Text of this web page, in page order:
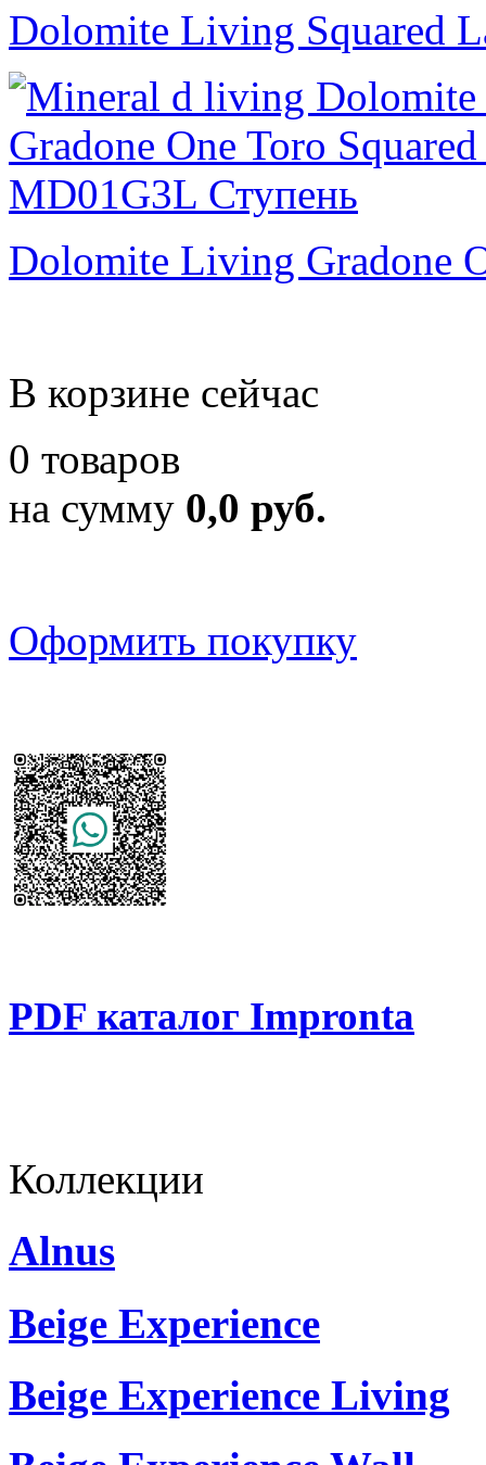
Dolomite Living Squared
Dolomite Living Gradone
В корзине сейчас
0 товаров
на сумму 0,0 руб.
Оформить покупку
PDF каталог Impronta
Коллекции
Alnus
Beige Experience
Beige Experience Living